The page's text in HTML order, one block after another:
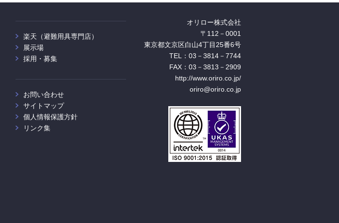
楽天（避難用具専門店）
展示場
採用・募集
お問い合わせ
サイトマップ
個人情報保護方針
リンク集
オリロー株式会社
〒112－0001
東京都文京区白山4丁目25番6号
TEL：03－3814－7744
FAX：03－3813－2909
http://www.oriro.co.jp/
oriro@oriro.co.jp